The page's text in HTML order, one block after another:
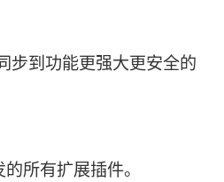
步到功能更强大更安全的
所有扩展插件。